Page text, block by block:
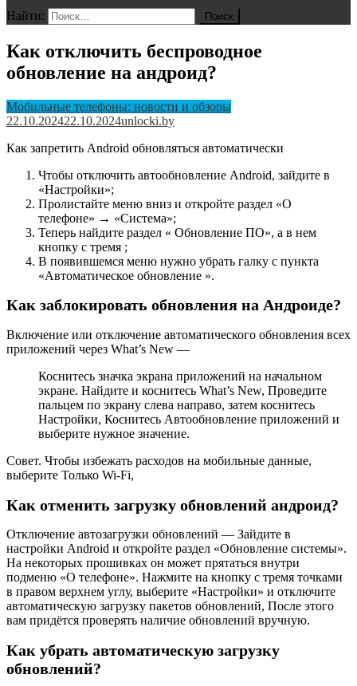
Найти:
Как отключить беспроводное
обновление на андроид?
Мобильные телефоны: новости и обзоры
22.10.202422.10.2024unlocki.by
Как запретить Android обновляться автоматически
Чтобы отключить автообновление Android, зайдите в
«Настройки»;
Пролистайте меню вниз и откройте раздел «О
телефоне» → «Система»;
Теперь найдите раздел « Обновление ПО», а в нем
кнопку с тремя ;
В появившемся меню нужно убрать галку с пункта
«Автоматическое обновление ».
Как заблокировать обновления на Андроиде?
Включение или отключение автоматического обновления всех
приложений через What’s New —
Коснитесь значка экрана приложений на начальном
экране. Найдите и коснитесь What’s New, Проведите
пальцем по экрану слева направо, затем коснитесь
Настройки, Коснитесь Автообновление приложений и
выберите нужное значение.
Совет. Чтобы избежать расходов на мобильные данные,
выберите Только Wi-Fi,
Как отменить загрузку обновлений андроид?
Отключение автозагрузки обновлений — Зайдите в
настройки Android и откройте раздел «Обновление системы».
На некоторых прошивках он может прятаться внутри
подменю «О телефоне». Нажмите на кнопку с тремя точками
в правом верхнем углу, выберите «Настройки» и отключите
автоматическую загрузку пакетов обновлений, После этого
вам придётся проверять наличие обновлений вручную.
Как убрать автоматическую загрузку
обновлений?